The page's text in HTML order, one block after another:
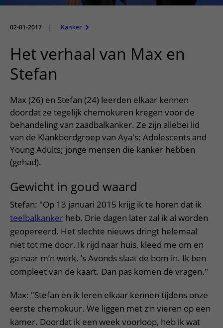
Onderzoeken en diagnostiek
Bloedprikken
Wachttijden
Wijzigen patiëntgegevens
Mijn UMC Utrecht patiëntportaal
Faciliteiten en voorzieningen
Bezoekregels
Parkeren
Wegwijs in het ziekenhuis
Contact met verpleegafdeling
Het Wilhelmina Kinderziekenhuis
Diagnostiek aanvragen
Zorgverlenersportaal
Onderwijs
Werken bij het UMC Utrecht
02-01-2017 | Kanker
Het verhaal van Max en
Stefan
Max (26) en Stefan (24) leerden elkaar kennen
doordat ze tegelijk chemokuren kregen voor de
behandeling van zaadbalkanker. Ze zijn allebei lid
van de Klankbordgroep van Aya's: Adolescents and
Young Adults; jonge mensen die kanker hebben
(gehad).
Gewicht in goud waard
Stefan: "Op 13 januari 2015 krijg ik te horen dat ik
teelbalkanker heb. Drie dagen later zal ik al worden
geopereerd. Het slechte nieuws dringt helemaal
niet tot me door. Ik rijd naar huis, kleed me om en
ga naar m’n werk. ’s Avonds slaat de bom in. Ik ben
compleet van de kaart. Dan pas komen de vragen."
Max: "Stefan en ik leren elkaar kennen tijdens onze
eerste chemokuur. We liggen met z’n vieren op een
kamer. Doordat ik een week voorloop, heb ik wat